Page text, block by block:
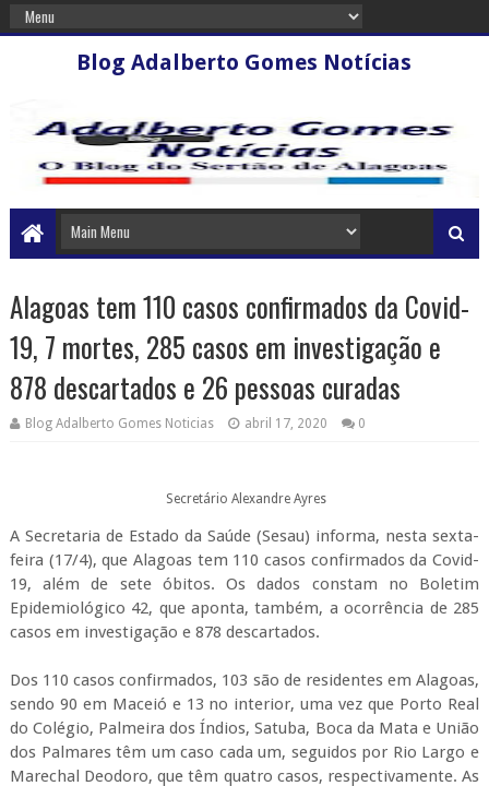
Blog Adalberto Gomes Notícias
Alagoas tem 110 casos confirmados da Covid-
19, 7 mortes, 285 casos em investigação e
878 descartados e 26 pessoas curadas
Blog Adalberto Gomes Noticias abril 17, 2020 0
A Secretaria de Estado da Saúde (Sesau) informa, nesta sexta-
feira (17/4), que Alagoas tem 110 casos confirmados da Covid-
19, além de sete óbitos. Os dados constam no Boletim
Epidemiológico 42, que aponta, também, a ocorrência de 285
Dos 110 casos confirmados, 103 são de residentes em Alagoas,
sendo 90 em Maceió e 13 no interior, uma vez que Porto Real
do Colégio, Palmeira dos Índios, Satuba, Boca da Mata e União
dos Palmares têm um caso cada um, seguidos por Rio Largo e